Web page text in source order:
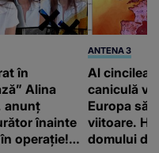
în
Alina
anunț
înainte
operație!
ANTENA 3
Al cincilea
caniculă
Europa
viitoare.
domului de